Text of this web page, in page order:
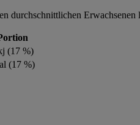
durchschnittlichen
(17 %)
(17 %)